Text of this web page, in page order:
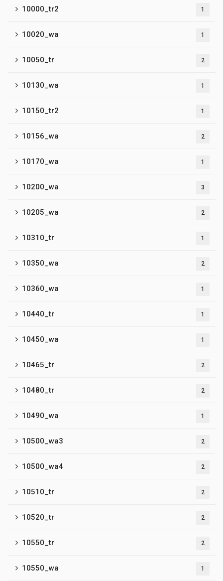
10000_tr2 1
10020_wa 1
10050_tr 2
10130_wa 1
10150_tr2 1
10156_wa 2
10170_wa 1
10200_wa 3
10205_wa 2
10310_tr 1
10350_wa 2
10360_wa 1
10440_tr 1
10450_wa 1
10465_tr 2
10480_tr 2
10490_wa 1
10500_wa3 2
10500_wa4 2
10510_tr 2
10520_tr 2
10550_tr 2
10550_wa 1